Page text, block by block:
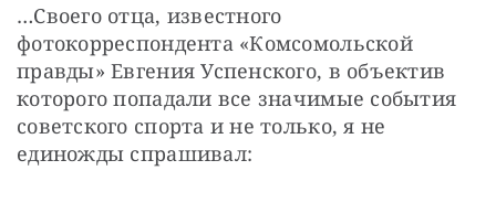
…Своего отца, известного
фотокорреспондента «Комсомольской
правды» Евгения Успенского, в объектив
которого попадали все значимые события
советского спорта и не только, я не
единожды спрашивал: